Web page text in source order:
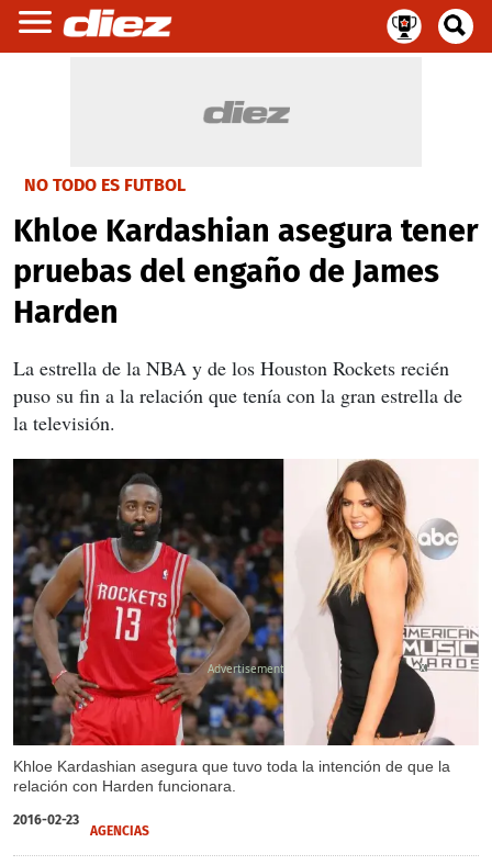
NO TODO ES FUTBOL
Khloe Kardashian asegura tener
pruebas del engaño de James
Harden
La estrella de la NBA y de los Houston Rockets recién
puso su fin a la relación que tenía con la gran estrella de
la televisión.
Khloe Kardashian asegura que tuvo toda la intención de que la
relación con Harden funcionara.
X
2016-02-23
AGENCIAS